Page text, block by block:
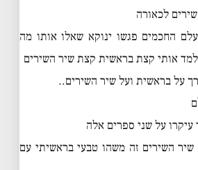
לכאורה
החכמים פגשו ינוקא שאלו אותו מה
אותי קצת בראשית קצת שיר השירים
על בראשית ועל שיר השירים..
על שני ספרים אלה
השירים זה משהו טבעי בראשיתי עם